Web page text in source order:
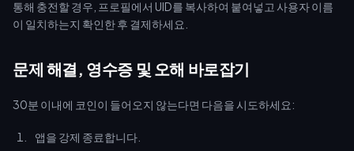
통해 충전할 경우, 프로필에서 UID를 복사하여 붙여넣고 사용자 이름
이 일치하는지 확인한 후 결제하세요.
문제 해결, 영수증 및 오해 바로잡기
30분 이내에 코인이 들어오지 않는다면 다음을 시도하세요:
앱을 강제 종료합니다.